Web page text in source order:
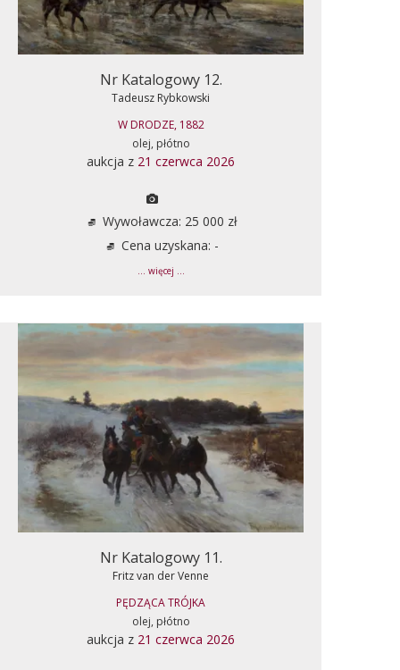
Nr Katalogowy 12.
Tadeusz Rybkowski
W DRODZE, 1882
olej, płótno
aukcja z 21 czerwca 2026
Wywoławcza: 25 000 zł
Cena uzyskana: -
... więcej ...
Nr Katalogowy 11.
Fritz van der Venne
PĘDZĄCA TRÓJKA
olej, płótno
aukcja z 21 czerwca 2026